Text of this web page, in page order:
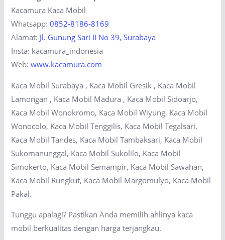
Kacamura Kaca Mobil
Whatsapp:0852-8186-8169
Alamat: Jl. Gunung Sari II No 39, Surabaya
Insta: kacamura_indonesia
Web:www.kacamura.com
Kaca Mobil Surabaya , Kaca Mobil Gresik , Kaca Mobil
Lamongan , Kaca Mobil Madura , Kaca Mobil Sidoarjo,
Kaca Mobil Wonokromo, Kaca Mobil Wiyung, Kaca Mobil
Wonocolo, Kaca Mobil Tenggilis, Kaca Mobil Tegalsari,
Kaca Mobil Tandes, Kaca Mobil Tambaksari, Kaca Mobil
Sukomanunggal, Kaca Mobil Sukolilo, Kaca Mobil
Simokerto, Kaca Mobil Semampir, Kaca Mobil Sawahan,
Kaca Mobil Rungkut, Kaca Mobil Margomulyo, Kaca Mobil
Pakal.
Tunggu apalagi? Pastikan Anda memilih ahlinya kaca
mobil berkualitas dengan harga terjangkau.